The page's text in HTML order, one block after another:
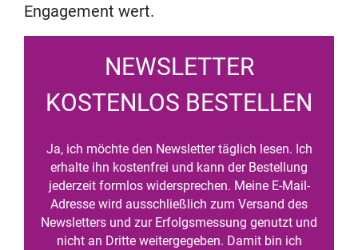
Engagement wert.
NEWSLETTER
KOSTENLOS BESTELLEN
Ja, ich möchte den Newsletter täglich lesen. Ich
erhalte ihn kostenfrei und kann der Bestellung
jederzeit formlos widersprechen. Meine E-Mail-
Adresse wird ausschließlich zum Versand des
Newsletters und zur Erfolgsmessung genutzt und
nicht an Dritte weitergegeben. Damit bin ich